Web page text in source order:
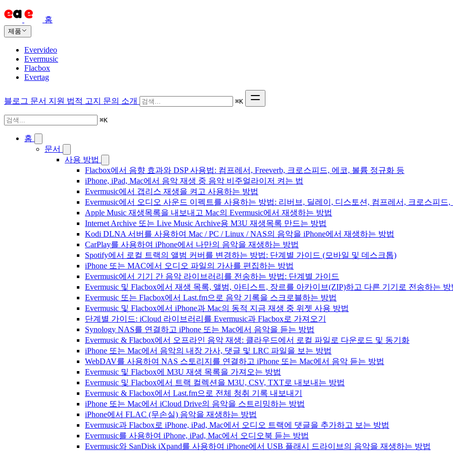
홈
제품
Evervideo
Evermusic
Flacbox
Evertag
블로그 문서 지원 법적 고지 문의 소개 ⌘K
⌘K
홈
문서
사용 방법
Flacbox에서 음향 효과와 DSP 사용법: 컴프레서, Freeverb, 크로스피드, 에코, 볼륨 정규화 등
iPhone, iPad, Mac에서 음악 재생 중 음악 비주얼라이저 켜는 법
Evermusic에서 갭리스 재생을 켜고 사용하는 방법
Evermusic에서 오디오 사운드 이펙트를 사용하는 방법: 리버브, 딜레이, 디스토션, 컴프레서, 크로스피드
Apple Music 재생목록을 내보내고 Mac의 Evermusic에서 재생하는 방법
Internet Archive 또는 Live Music Archive용 M3U 재생목록 만드는 방법
Kodi DLNA 서버를 사용하여 Mac / PC / Linux / NAS의 음악을 iPhone에서 재생하는 방법
CarPlay를 사용하여 iPhone에서 나만의 음악을 재생하는 방법
Spotify에서 로컬 트랙의 앨범 커버를 변경하는 방법: 단계별 가이드 (모바일 및 데스크톱)
iPhone 또는 MAC에서 오디오 파일의 가사를 편집하는 방법
Evermusic에서 기기 간 음악 라이브러리를 전송하는 방법: 단계별 가이드
Evermusic 및 Flacbox에서 재생 목록, 앨범, 아티스트, 장르를 아카이브(ZIP)하고 다른 기기로 전송하는 방
Evermusic 또는 Flacbox에서 Last.fm으로 음악 기록을 스크로블하는 방법
Evermusic 및 Flacbox에서 iPhone과 Mac의 동적 지금 재생 중 위젯 사용 방법
단계별 가이드: iCloud 라이브러리를 Evermusic과 Flacbox로 가져오기
Synology NAS를 연결하고 iPhone 또는 Mac에서 음악을 듣는 방법
Evermusic & Flacbox에서 오프라인 음악 재생: 클라우드에서 로컬 파일로 다운로드 및 동기화
iPhone 또는 Mac에서 음악의 내장 가사, 댓글 및 LRC 파일을 보는 방법
WebDAV를 사용하여 NAS 스토리지를 연결하고 iPhone 또는 Mac에서 음악 듣는 방법
Evermusic 및 Flacbox에 M3U 재생 목록을 가져오는 방법
Evermusic 및 Flacbox에서 트랙 컬렉션을 M3U, CSV, TXT로 내보내는 방법
Evermusic & Flacbox에서 Last.fm으로 전체 청취 기록 내보내기
iPhone 또는 Mac에서 iCloud Drive의 음악을 스트리밍하는 방법
iPhone에서 FLAC (무손실) 음악을 재생하는 방법
Evermusic과 Flacbox로 iPhone, iPad, Mac에서 오디오 트랙에 댓글을 추가하고 보는 방법
Evermusic를 사용하여 iPhone, iPad, Mac에서 오디오북 듣는 방법
Evermusic와 SanDisk iXpand를 사용하여 iPhone에서 USB 플래시 드라이브의 음악을 재생하는 방법